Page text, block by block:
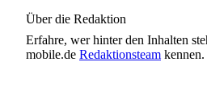
Über die Redaktion
Erfahre, werhinter den Inhalten
mobile.de Redaktionsteam kennen.